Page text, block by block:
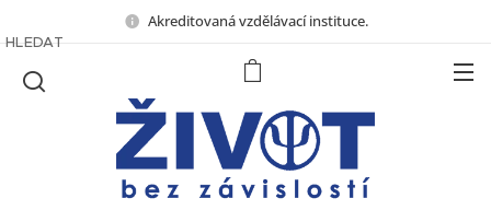
Akreditovaná vzdělávací instituce.
HLEDAT